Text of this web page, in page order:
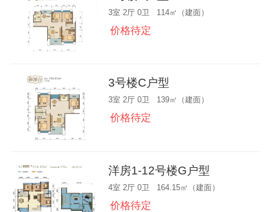
3室 2厅 0卫 114㎡（建面）
价格待定
3号楼C户型
3室 2厅 0卫 139㎡（建面）
价格待定
洋房1-12号楼G户型
4室 2厅 0卫 164.15㎡（建面）
价格待定